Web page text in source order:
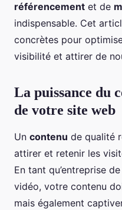
référencement et de
indispensable. Cet
concrètes pour
visibilité et attirer de
La puissance du
de votre site web
Un contenu de qualité
attirer et retenir les
En tant qu’entreprise
vidéo, votre contenu
mais également